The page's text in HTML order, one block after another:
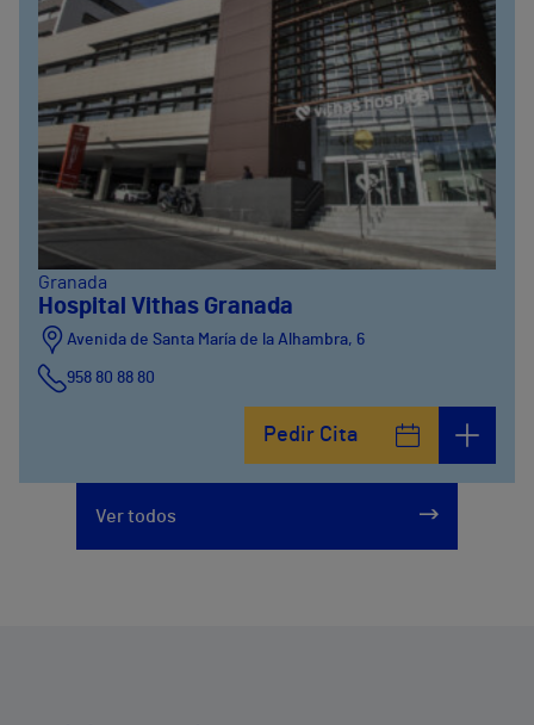
Granada
Hospital Vithas Granada
Avenida de Santa María de la Alhambra, 6
958 80 88 80
Pedir Cita
Ver todos